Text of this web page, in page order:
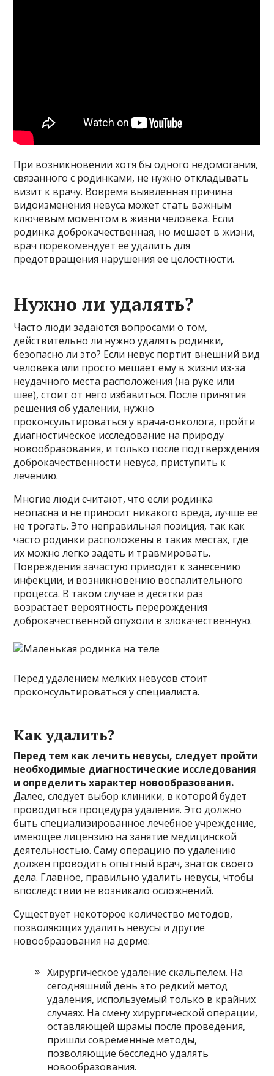
При возникновении хотя бы одного недомогания,
связанного с родинками, не нужно откладывать
визит к врачу. Вовремя выявленная причина
видоизменения невуса может стать важным
ключевым моментом в жизни человека. Если
родинка доброкачественная, но мешает в жизни,
врач порекомендует ее удалить для
предотвращения нарушения ее целостности.
Нужно ли удалять?
Часто люди задаются вопросами о том,
действительно ли нужно удалять родинки,
безопасно ли это? Если невус портит внешний вид
человека или просто мешает ему в жизни из-за
неудачного места расположения (на руке или
шее), стоит от него избавиться. После принятия
решения об удалении, нужно
проконсультироваться у врача-онколога, пройти
диагностическое исследование на природу
новообразования, и только после подтверждения
доброкачественности невуса, приступить к
лечению.
Многие люди считают, что если родинка
неопасна и не приносит никакого вреда, лучше ее
не трогать. Это неправильная позиция, так как
часто родинки расположены в таких местах, где
их можно легко задеть и травмировать.
Повреждения зачастую приводят к занесению
инфекции, и возникновению воспалительного
процесса. В таком случае в десятки раз
возрастает вероятность перерождения
доброкачественной опухоли в злокачественную.
Перед удалением мелких невусов стоит
проконсультироваться у специалиста.
Как удалить?
Перед тем как лечить невусы, следует пройти
необходимые диагностические исследования
и определить характер новообразования.
Далее, следует выбор клиники, в которой будет
проводиться процедура удаления. Это должно
быть специализированное лечебное учреждение,
имеющее лицензию на занятие медицинской
деятельностью. Саму операцию по удалению
должен проводить опытный врач, знаток своего
дела. Главное, правильно удалить невусы, чтобы
впоследствии не возникало осложнений.
Существует некоторое количество методов,
позволяющих удалить невусы и другие
новообразования на дерме:
Хирургическое удаление скальпелем. На
сегодняшний день это редкий метод
удаления, используемый только в крайних
случаях. На смену хирургической операции,
оставляющей шрамы после проведения,
пришли современные методы,
позволяющие бесследно удалять
новообразования.